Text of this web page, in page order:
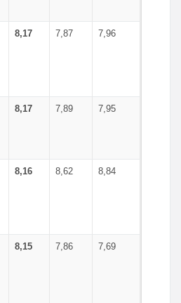
8,17 7,87 7,96
8,17 7,89 7,95
8,16 8,62 8,84
8,15 7,86 7,69